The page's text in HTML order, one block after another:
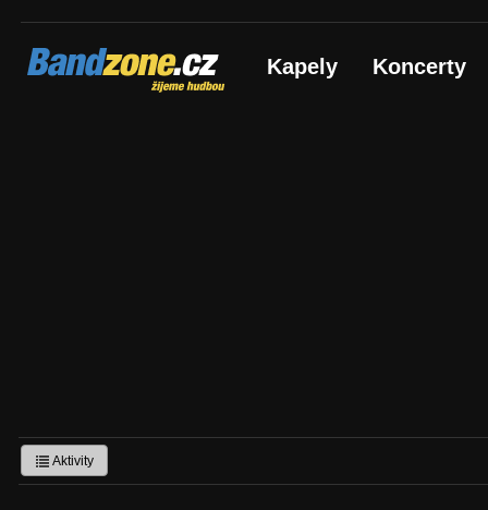
Bandzone.cz
žijeme hudbou Kapely Koncerty
Aktivity